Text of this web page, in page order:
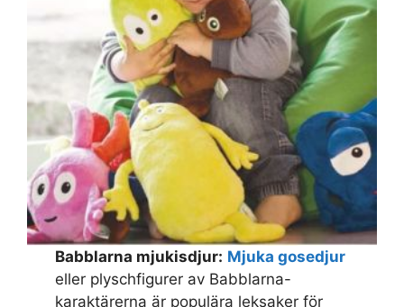
Babblarna mjukisdjur: Mjuka gosedjur
eller plyschfigurer av Babblarna-
karaktärerna är populära leksaker för